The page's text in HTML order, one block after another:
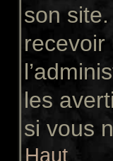
son
recevoir
les
si vous
Haut